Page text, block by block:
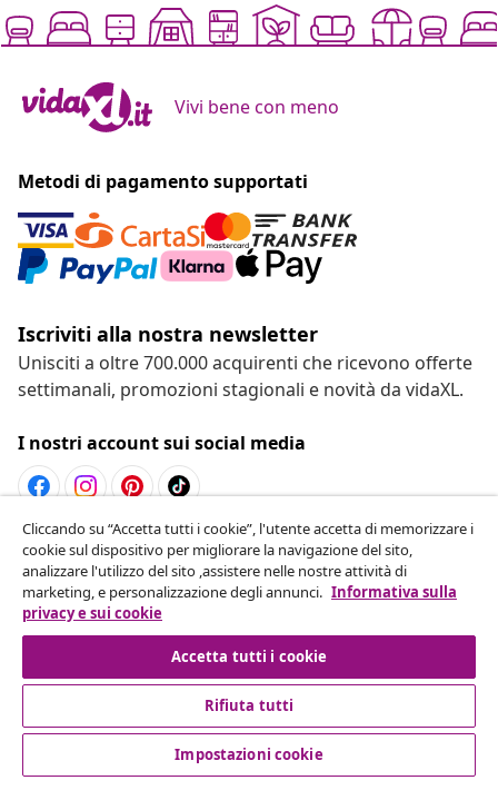
Vivi bene con meno
Metodi di pagamento supportati
Iscriviti alla nostra newsletter
Unisciti a oltre 700.000 acquirenti che ricevono offerte
settimanali, promozioni stagionali e novità da vidaXL.
I nostri account sui social media
Recesso dal contratto
Invia una richiesta di recesso per il tuo ordine.
Recesso dal contratto
Servizio clienti
Cliccando su “Accetta tutti i cookie”, l'utente accetta di memorizzare i
cookie sul dispositivo per migliorare la navigazione del sito,
analizzare l'utilizzo del sito ,assistere nelle nostre attività di
marketing, e personalizzazione degli annunci. Informativa sulla
privacy e sui cookie
Accetta tutti i cookie
Rifiuta tutti
Impostazioni cookie